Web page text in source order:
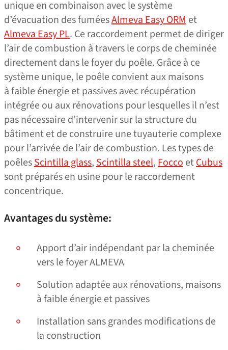
unique en combinaison avec le système
d’évacuation des fuméesAlmeva Easy ORMet
Almeva Easy PL. Ce raccordement permet de diriger
l’air de combustion à travers le corps de cheminée
directement dans le foyer du poêle. Grâce à ce
système unique, le poêle convient aux maisons
à faible énergie et passives avec récupération
intégrée ou aux rénovations pour lesquelles il n’est
pas nécessaire d’intervenir sur la structure du
bâtiment et de construire une tuyauterie complexe
pour l’arrivée de l’air de combustion. Les types de
poêlesScintilla glass,Scintilla steel,FoccoetCubus
sont préparés en usine pour le raccordement
concentrique.
Avantages du système:
Apport d’air indépendant par la cheminée
vers le foyer ALMEVA
Solution adaptée aux rénovations, maisons
à faible énergie et passives
Installation sans grandes modifications de
la construction